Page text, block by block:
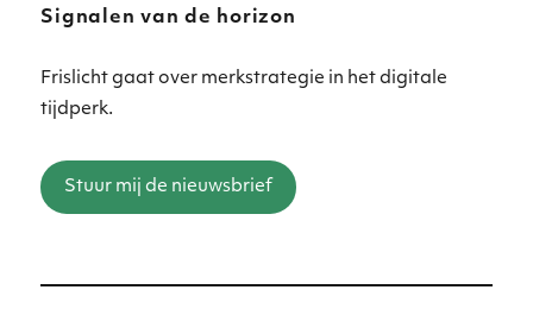
Signalen van de horizon
Frislicht gaat over merkstrategie in het digitale
tijdperk.
Stuur mij de nieuwsbrief